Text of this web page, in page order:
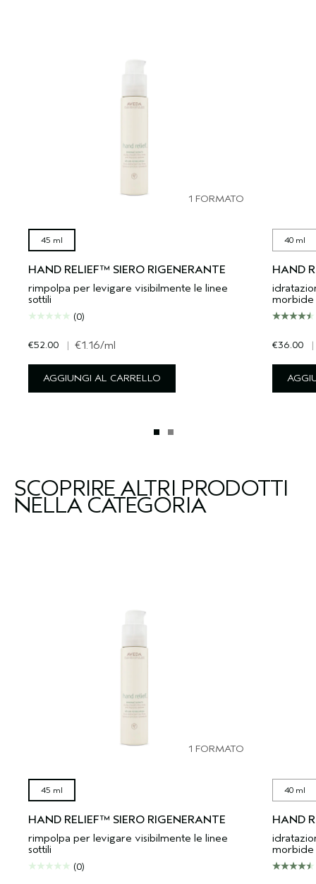
1 FORMATO
45 ml
HAND RELIEF™ SIERO RIGENERANTE
rimpolpa per levigare visibilmente le linee
sottili
(0)
€52.00 | €1.16/ml
AGGIUNGI AL CARRELLO
40 ml
HAND
morbide
€36.00 |
SCOPRIRE ALTRI PRODOTTI
NELLA CATEGORIA
1 FORMATO
45 ml
HAND RELIEF™ SIERO RIGENERANTE
rimpolpa per levigare visibilmente le linee
sottili
(0)
40 ml
HAND
morbide